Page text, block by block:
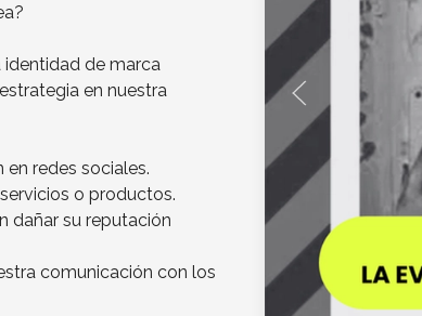
de marca
en nuestra
redes sociales.
o productos.
dañar su reputación
comunicación con los